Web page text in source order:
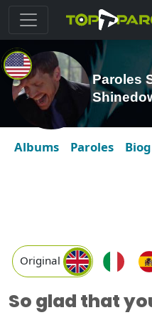
Paroles
Albums Paroles
Original
So glad that